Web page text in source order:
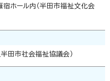
ホール内（半田市福祉文化会
市社会福祉協議会）